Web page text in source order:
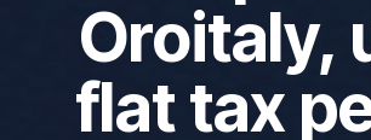
Oroitaly,
flat tax